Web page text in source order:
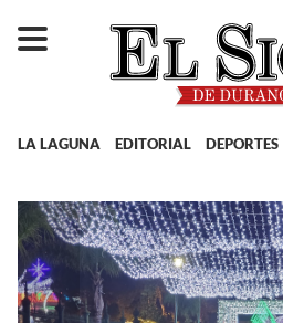
LA LAGUNA EDITORIAL DEPORTES